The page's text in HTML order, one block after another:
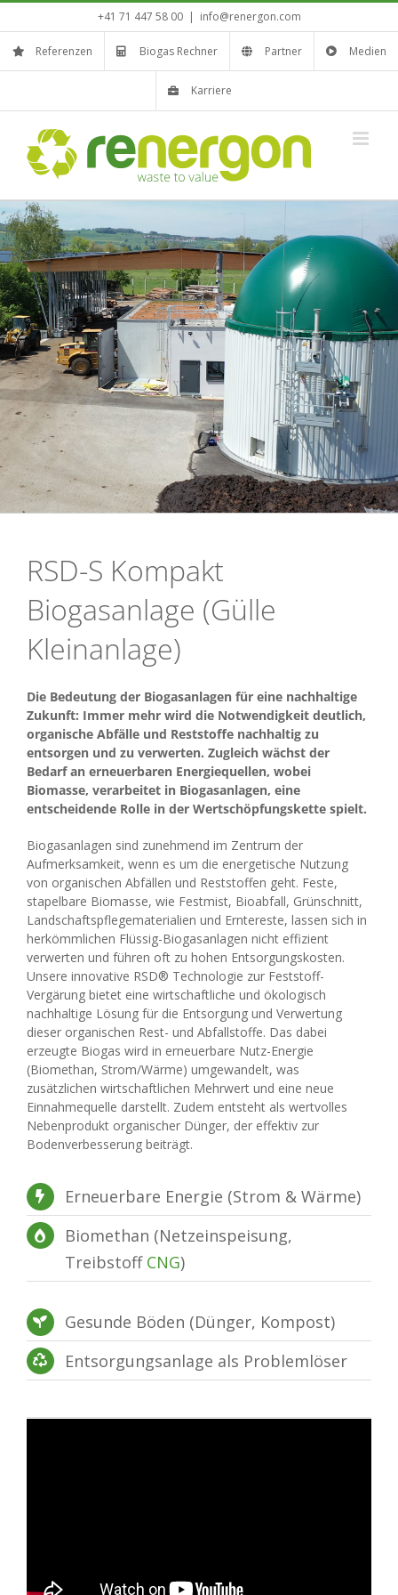
Zum
Inhalt
springen
+41 71 447 58 00 | info@renergon.com
Referenzen Biogas Rechner Partner Medien
Karriere
RSD-S Kompakt
Biogasanlage (Gülle
Kleinanlage)
Die Bedeutung der Biogasanlagen für eine nachhaltige
Zukunft: Immer mehr wird die Notwendigkeit deutlich,
organische Abfälle und Reststoffe nachhaltig zu
entsorgen und zu verwerten. Zugleich wächst der
Bedarf an erneuerbaren Energiequellen, wobei
Biomasse, verarbeitet in Biogasanlagen, eine
entscheidende Rolle in der Wertschöpfungskette spielt.
Biogasanlagen sind zunehmend im Zentrum der
Aufmerksamkeit, wenn es um die energetische Nutzung
von organischen Abfällen und Reststoffen geht. Feste,
stapelbare Biomasse, wie Festmist, Bioabfall, Grünschnitt,
Landschaftspflegematerialien und Erntereste, lassen sich in
herkömmlichen Flüssig-Biogasanlagen nicht effizient
verwerten und führen oft zu hohen Entsorgungskosten.
Unsere innovative RSD® Technologie zur Feststoff-
Vergärung bietet eine wirtschaftliche und ökologisch
nachhaltige Lösung für die Entsorgung und Verwertung
dieser organischen Rest- und Abfallstoffe. Das dabei
erzeugte Biogas wird in erneuerbare Nutz-Energie
(Biomethan, Strom/Wärme) umgewandelt, was
zusätzlichen wirtschaftlichen Mehrwert und eine neue
Einnahmequelle darstellt. Zudem entsteht als wertvolles
Nebenprodukt organischer Dünger, der effektiv zur
Bodenverbesserung beiträgt.
Erneuerbare Energie (Strom & Wärme)
Biomethan (Netzeinspeisung,
Treibstoff CNG)
Gesunde Böden (Dünger, Kompost)
Entsorgungsanlage als Problemlöser